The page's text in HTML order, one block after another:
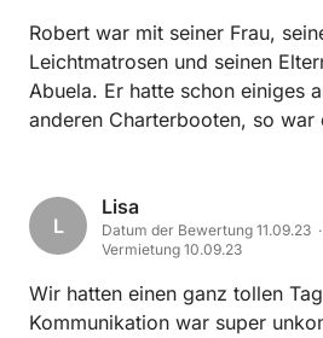
Robert war mit seiner Frau,
Leichtmatrosen und seinen
Abuela. Er hatte schon einiges
anderen Charterbooten, so war
die sehr sympathische Familie
unserer Abuela begrüßen zu
L
Lisa
Datum der Bewertung 11.09.23
Vermietung 10.09.23
Wir hatten einen ganz tollen
Kommunikation war super